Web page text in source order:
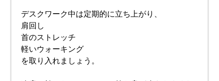
デスクワーク中は定期的に立ち上がり、
肩回し
首のストレッチ
軽いウォーキング
を取り入れましょう。